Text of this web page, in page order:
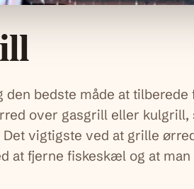
bedste måde at tilberede
over gasgrill eller kulgrill,
vigtigste ved at grille
at fjerne fiskeskæl og at man